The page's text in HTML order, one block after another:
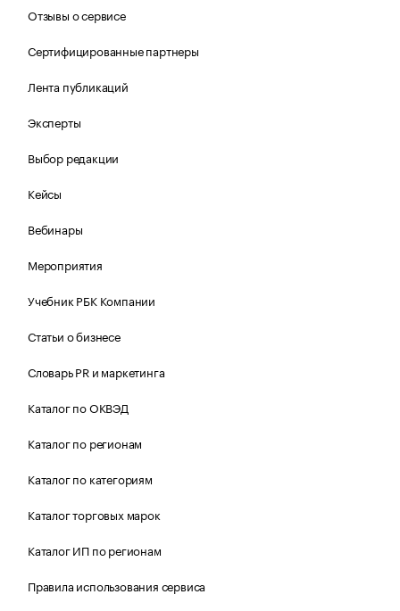
Отзывы о сервисе
Сертифицированные партнеры
Лента публикаций
Эксперты
Выбор редакции
Кейсы
Вебинары
Мероприятия
Учебник РБК Компании
Статьи о бизнесе
Словарь PR и маркетинга
Каталог по ОКВЭД
Каталог по регионам
Каталог по категориям
Каталог торговых марок
Каталог ИП по регионам
Правила использования сервиса